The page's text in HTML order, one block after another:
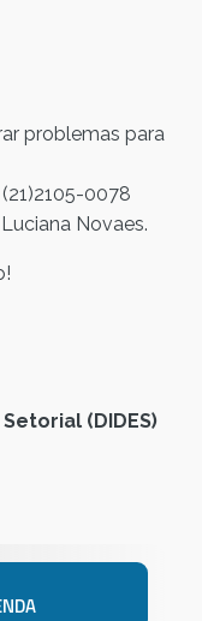
problemas para
0078
Novaes.
(DIDES)